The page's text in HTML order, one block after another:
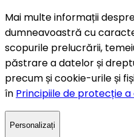
Mai multe informații
dumneavoastră cu
scopurile prelucrării,
păstrare a datelor și
precum și cookie-urile și
în Principiile de protecție
Personalizați